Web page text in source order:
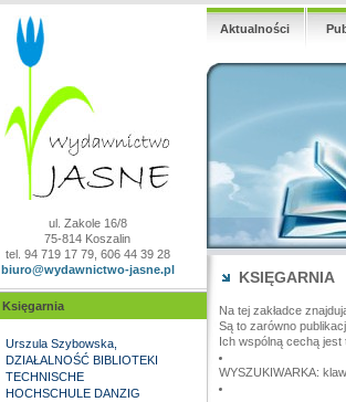
ul. Zakole 16/8
75-814 Koszalin
tel. 94 719 17 79, 606 44 39 28
biuro@wydawnictwo-jasne.pl
Księgarnia
Urszula Szybowska,
DZIAŁALNOŚĆ BIBLIOTEKI
TECHNISCHE
HOCHSCHULE DANZIG
Aktualności
KSIĘGARNIA
Na tej zakładce
Są to zarówno
Ich wspólną cechą
WYSZUKIWARKA: